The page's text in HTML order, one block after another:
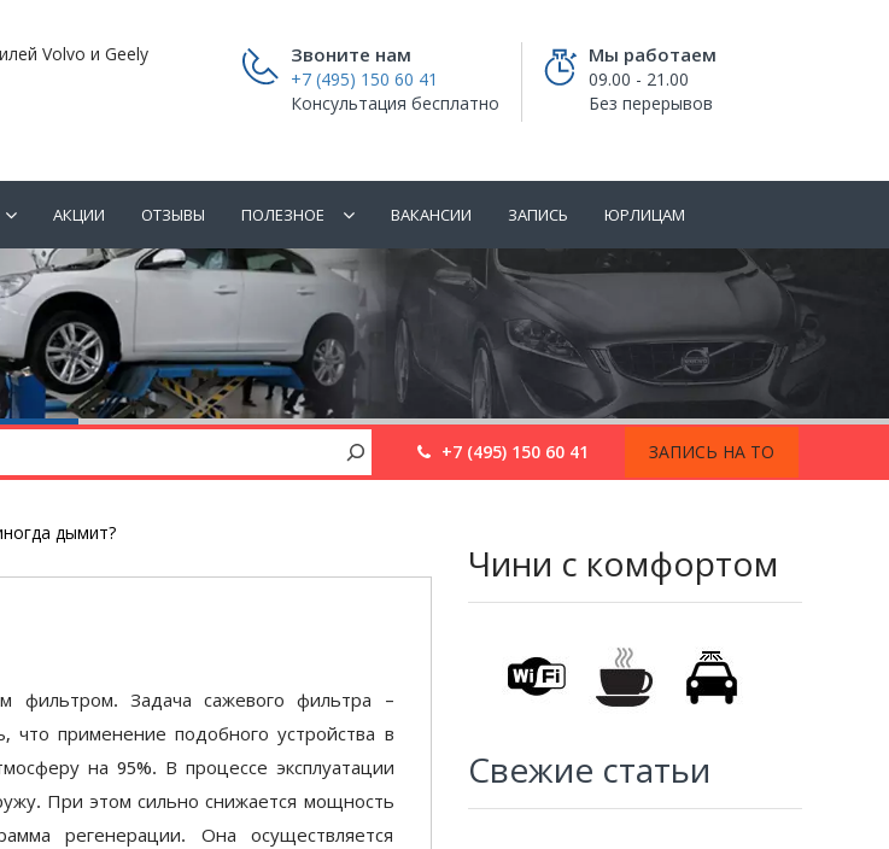
Volvo и Geely Звоните нам
+7 (495) 150 60 41
Консультация бесплатно
Мы работаем
09.00 - 21.00
Без перерывов
АКЦИИ ОТЗЫВЫ ПОЛЕЗНОЕ ВАКАНСИИ ЗАПИСЬ ЮРЛИЦАМ
+7 (495) 150 60 41 ЗАПИСЬ НА ТО
дымит?
фильтром. Задача сажевого фильтра –
что применение подобного устройства в
на 95%. В процессе эксплуатации
При этом сильно снижается мощность
регенерации. Она осуществляется
Чини с комфортом
Свежие статьи